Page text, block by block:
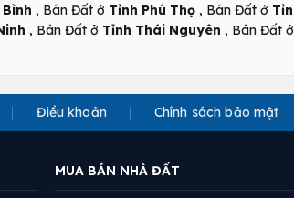
, Bán Đất ở Tỉnh Phú Thọ , Bán Đất ở
, Bán Đất ở Tỉnh Thái Nguyên , Bán Đất ở
Điều khoản Chính sách bảo mật
MUA BÁN NHÀ ĐẤT